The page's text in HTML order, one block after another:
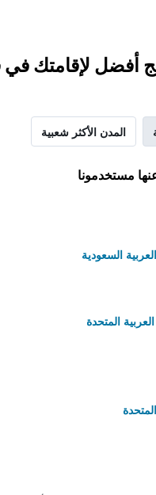
أفضل لإقامتك
المدن الأكثر شعبية
مستخدمونا
السعودية
المتحدة